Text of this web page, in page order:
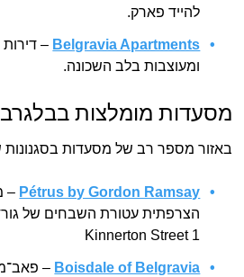
להייד פארק.
Belgravia Apartments – דירות
ומעוצבות בלב השכונה.
מסעדות מומלצות
באזור מספר רב של מסעדות בסגנונות
Pétrus by Gordon Ramsay
–
הצרפתית עטורת השבחים של
Kinnerton Street 1
Boisdale of Belgravia
–